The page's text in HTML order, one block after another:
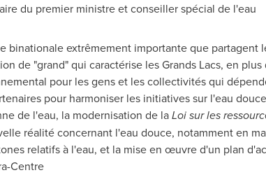
du premier ministre et conseiller spécial de l'eau
binationale extrêmement importante que partagent
de "grand" qui caractérise les Grands Lacs, en
pour les gens et les collectivités qui
pour harmoniser les initiatives sur l'eau
de l'eau, la modernisation de laLoi sur les
réalité concernant l'eau douce, notamment en
relatifs à l'eau, et la mise en œuvre d'un plan
Centre